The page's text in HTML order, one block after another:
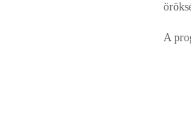
A